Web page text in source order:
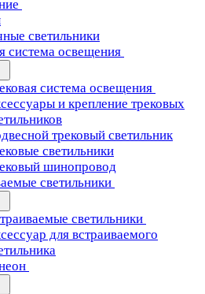
светильники
система освещения
система освещения
и крепление трековых
трековый светильник
светильники
шинопровод
светильники
светильники
для встраиваемого